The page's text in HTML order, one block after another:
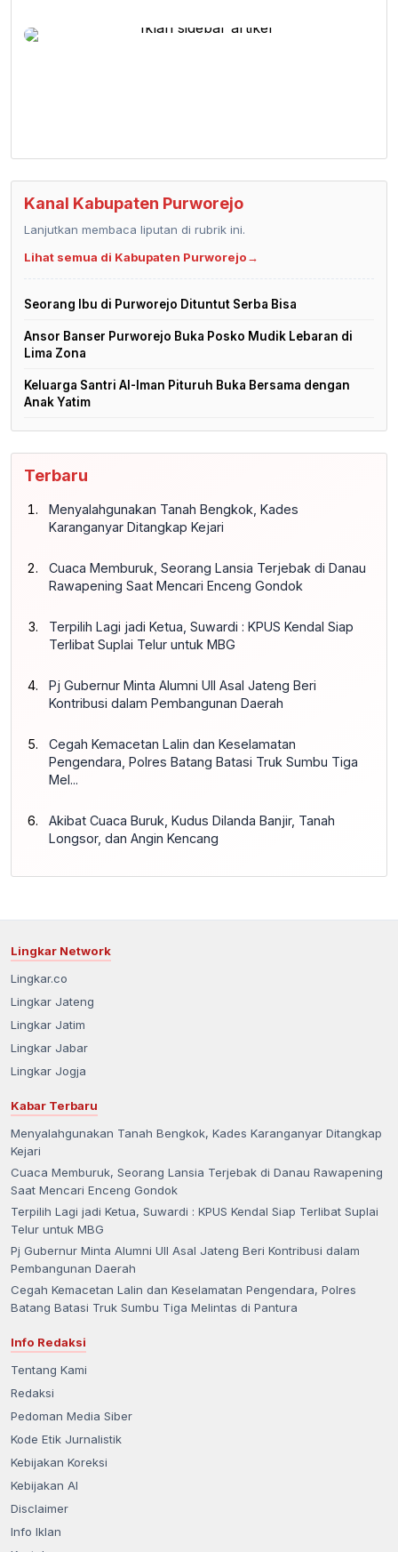
Kanal Kabupaten Purworejo
Lanjutkan membaca liputan di rubrik ini.
Lihat semua di Kabupaten Purworejo→
Seorang Ibu di Purworejo Dituntut Serba Bisa
Ansor Banser Purworejo Buka Posko Mudik Lebaran di
Lima Zona
Keluarga Santri Al-Iman Pituruh Buka Bersama dengan
Anak Yatim
Terbaru
Menyalahgunakan Tanah Bengkok, Kades
Karanganyar Ditangkap Kejari
Cuaca Memburuk, Seorang Lansia Terjebak di Danau
Rawapening Saat Mencari Enceng Gondok
Terpilih Lagi jadi Ketua, Suwardi : KPUS Kendal Siap
Terlibat Suplai Telur untuk MBG
Pj Gubernur Minta Alumni UII Asal Jateng Beri
Kontribusi dalam Pembangunan Daerah
Cegah Kemacetan Lalin dan Keselamatan
Pengendara, Polres Batang Batasi Truk Sumbu Tiga
Mel...
Akibat Cuaca Buruk, Kudus Dilanda Banjir, Tanah
Longsor, dan Angin Kencang
Lingkar Network
Lingkar.co
Lingkar Jateng
Lingkar Jatim
Lingkar Jabar
Lingkar Jogja
Kabar Terbaru
Menyalahgunakan Tanah Bengkok, Kades Karanganyar Ditangkap
Kejari
Cuaca Memburuk, Seorang Lansia Terjebak di Danau Rawapening
Saat Mencari Enceng Gondok
Terpilih Lagi jadi Ketua, Suwardi : KPUS Kendal Siap Terlibat Suplai
Telur untuk MBG
Pj Gubernur Minta Alumni UII Asal Jateng Beri Kontribusi dalam
Pembangunan Daerah
Cegah Kemacetan Lalin dan Keselamatan Pengendara, Polres
Batang Batasi Truk Sumbu Tiga Melintas di Pantura
Info Redaksi
Tentang Kami
Redaksi
Pedoman Media Siber
Kode Etik Jurnalistik
Kebijakan Koreksi
Kebijakan AI
Disclaimer
Info Iklan